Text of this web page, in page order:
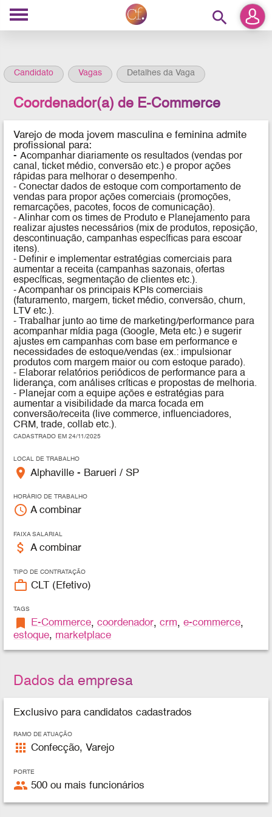
search
Candidato Vagas Detalhes da Vaga
Coordenador(a) de E-Commerce
Varejo de moda jovem masculina e feminina admite
profissional para:
-Acompanhar diariamente os resultados (vendas por
canal, ticket médio, conversão etc.) e propor ações
rápidas para melhorar o desempenho.
- Conectar dados de estoque com comportamento de
vendas para propor ações comerciais (promoções,
remarcações, pacotes, focos de comunicação).
- Alinhar com os times de Produto e Planejamento para
realizar ajustes necessários (mix de produtos, reposição,
descontinuação, campanhas específicas para escoar
itens).
- Definir e implementar estratégias comerciais para
aumentar a receita (campanhas sazonais, ofertas
específicas, segmentação de clientes etc.).
- Acompanhar os principais KPIs comerciais
(faturamento, margem, ticket médio, conversão, churn,
LTV etc.).
- Trabalhar junto ao time de marketing/performance para
acompanhar mídia paga (Google, Meta etc.) e sugerir
ajustes em campanhas com base em performance e
necessidades de estoque/vendas (ex.: impulsionar
produtos com margem maior ou com estoque parado).
- Elaborar relatórios periódicos de performance para a
liderança, com análises críticas e propostas de melhoria.
- Planejar com a equipe ações e estratégias para
aumentar a visibilidade da marca focada em
conversão/receita (live commerce, influenciadores,
CRM, trade, collab etc.).
CADASTRADO EM 24/11/2025
LOCAL DE TRABALHO
place Alphaville - Barueri / SP
HORÁRIO DE TRABALHO
access_time A combinar
FAIXA SALARIAL
attach_money A combinar
TIPO DE CONTRATAÇÃO
work_outline CLT (Efetivo)
TAGS
bookmark E-Commerce,coordenador,crm,e-commerce,
estoque, marketplace
Dados da empresa
Exclusivo para candidatos cadastrados
RAMO DE ATUAÇÃO
apps Confecção, Varejo
PORTE
people 500 ou mais funcionários